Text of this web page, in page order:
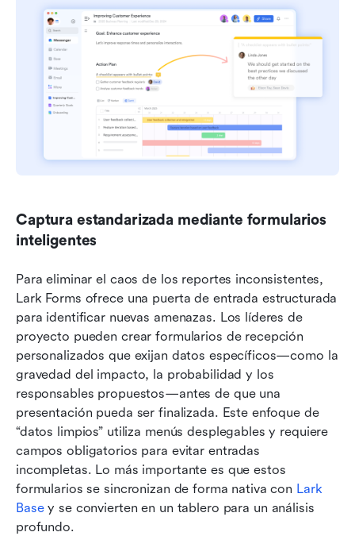
Captura estandarizada mediante formularios
inteligentes
Para eliminar el caos de los reportes inconsistentes,
Lark Forms ofrece una puerta de entrada estructurada
para identificar nuevas amenazas. Los líderes de
proyecto pueden crear formularios de recepción
personalizados que exijan datos específicos—como la
gravedad del impacto, la probabilidad y los
responsables propuestos—antes de que una
presentación pueda ser finalizada. Este enfoque de
“datos limpios” utiliza menús desplegables y requiere
campos obligatorios para evitar entradas
incompletas. Lo más importante es que estos
formularios se sincronizan de forma nativa con Lark
Base y se convierten en un tablero para un análisis
profundo.